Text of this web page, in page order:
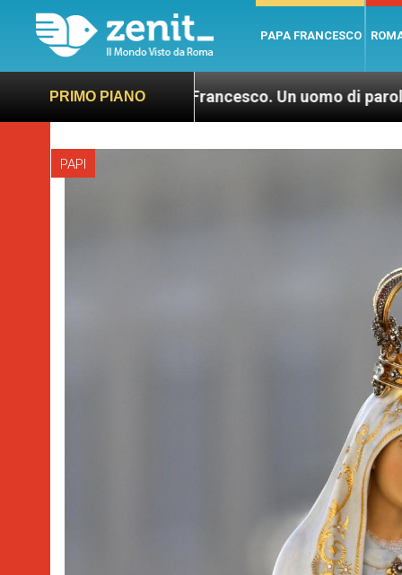
PAPA FRANCESCO
PRIMO PIANO
LEV: “Papa Francesco. Un uomo di parola”, dietro
PAPI